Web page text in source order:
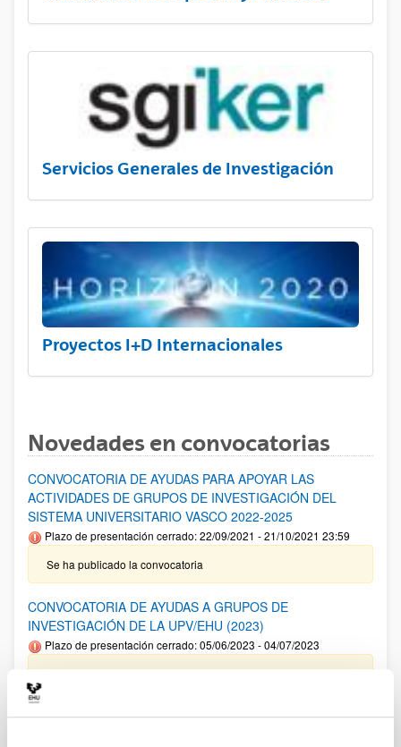
Servicios Generales de Investigación
Proyectos I+D Internacionales
Novedades en convocatorias
CONVOCATORIA DE AYUDAS PARA APOYAR LAS
ACTIVIDADES DE GRUPOS DE INVESTIGACIÓN DEL
SISTEMA UNIVERSITARIO VASCO 2022-2025
Plazo de presentación cerrado: 22/09/2021 - 21/10/2021 23:59
Se ha publicado la convocatoria
CONVOCATORIA DE AYUDAS A GRUPOS DE
INVESTIGACIÓN DE LA UPV/EHU (2023)
Plazo de presentación cerrado: 05/06/2023 - 04/07/2023
14/02/2024 Resolución Definitiva de ayudas concedidas y
provisional de solicitudes admitidas y excluidas para